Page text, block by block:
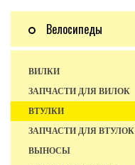
Велосипеды
ВИЛКИ
ЗАПЧАСТИ ДЛЯ ВИЛОК
ВТУЛКИ
ЗАПЧАСТИ ДЛЯ ВТУЛОК
ВЫНОСЫ